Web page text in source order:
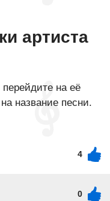
артиста
на её
название песни.
4
0